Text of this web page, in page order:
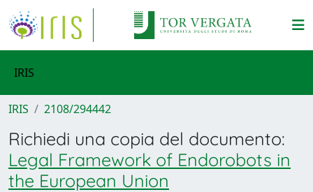
IRIS
IRIS 2108/294442
Richiedi una copia del documento:
Legal Framework of Endorobots in
the European Union